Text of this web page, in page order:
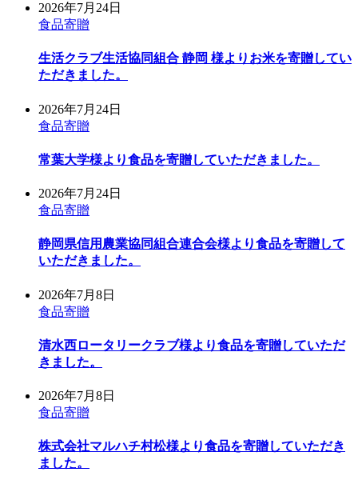
2026年7月24日
食品寄贈
生活クラブ生活協同組合 静岡 様よりお米を寄贈してい
ただきました。
2026年7月24日
食品寄贈
常葉大学様より食品を寄贈していただきました。
2026年7月24日
食品寄贈
静岡県信用農業協同組合連合会様より食品を寄贈して
いただきました。
2026年7月8日
食品寄贈
清水西ロータリークラブ様より食品を寄贈していただ
きました。
2026年7月8日
食品寄贈
株式会社マルハチ村松様より食品を寄贈していただき
ました。